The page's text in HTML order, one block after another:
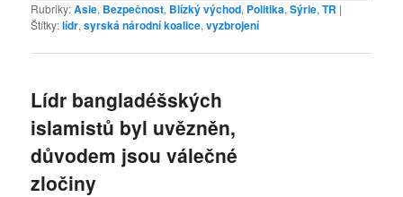
Rubriky:Asie, Bezpečnost, Blízký východ, Politika,Sýrie,TR |
Štítky:lídr,syrská národní koalice,vyzbrojení
Lídr bangladéšských
islamistů byl uvězněn,
důvodem jsou válečné
zločiny